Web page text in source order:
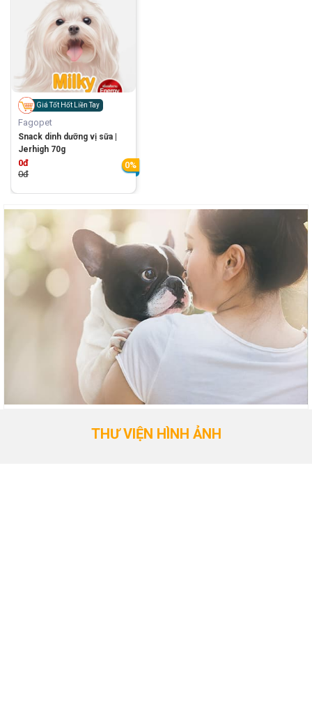
Giá Tốt Hốt Liền Tay
Fagopet
Snack dinh dưỡng vị sữa |
Jerhigh 70g
0đ
0đ
0%
THƯ VIỆN HÌNH ẢNH